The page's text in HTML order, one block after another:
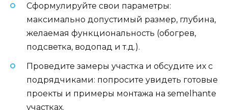
Сформулируйте свои параметры:
максимально допустимый размер, глубина,
желаемая функциональность (обогрев,
подсветка, водопад и т.д.).
Проведите замеры участка и обсудите их с
подрядчиками: попросите увидеть готовые
проекты и примеры монтажа на semelhante
участках.